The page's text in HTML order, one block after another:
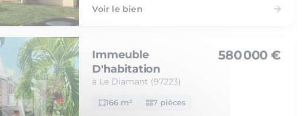
Voir le bien
Immeuble
D'habitation
à Le Diamant (97223)
580 000 €
166 m² 7 pièces